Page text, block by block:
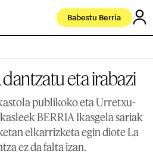
Babestu Berria
eta irabazi
publikoko eta Urretxu-
BERRIA Ikasgela sariak
elkarrizketa egin diote La
ez da falta izan.